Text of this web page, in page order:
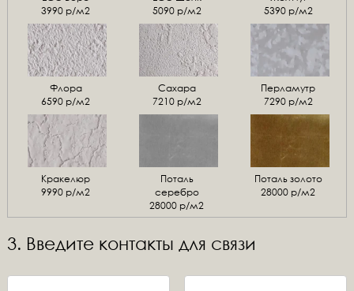
3990 р/м2
5090 р/м2
5390 р/м2
Флора
6590 р/м2
Сахара
7210 р/м2
Перламутр
7290 р/м2
Кракелюр
9990 р/м2
Поталь
серебро
28000 р/м2
Поталь золото
28000 р/м2
3. Введите контакты для связи